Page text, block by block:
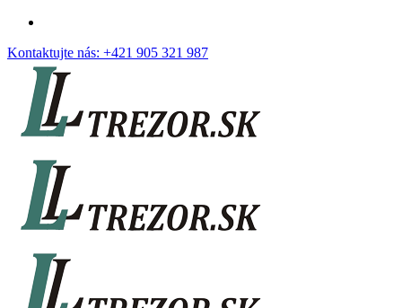
Kontaktujte nás: +421 905 321 987